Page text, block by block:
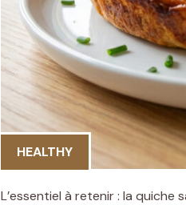
HEALTHY
L’essentiel à retenir : la quiche